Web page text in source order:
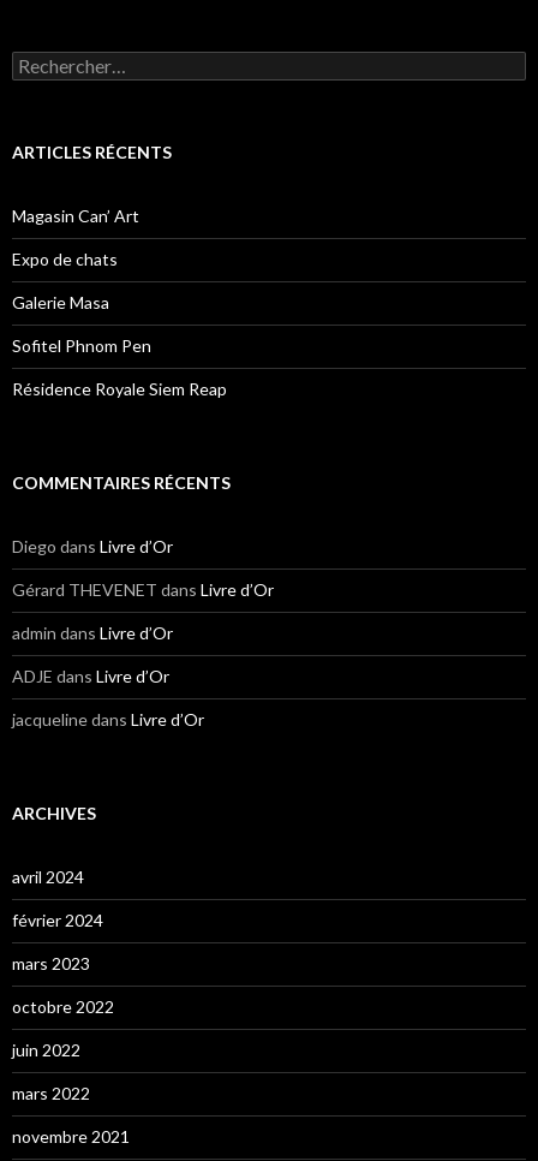
Rechercher :
ARTICLES RÉCENTS
Magasin Can’ Art
Expo de chats
Galerie Masa
Sofitel Phnom Pen
Résidence Royale Siem Reap
COMMENTAIRES RÉCENTS
Diego dans Livre d’Or
Gérard THEVENET dans Livre d’Or
admin dans Livre d’Or
ADJE dans Livre d’Or
jacquelinedans Livre d’Or
ARCHIVES
avril 2024
février 2024
mars 2023
octobre 2022
juin 2022
mars 2022
novembre 2021